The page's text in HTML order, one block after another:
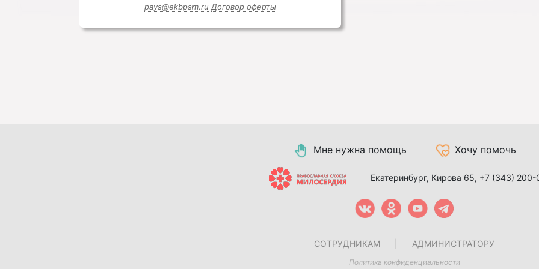
pays@ekbpsm.ru Договор оферты
Мне нужна помощь Хочу помочь
Екатеринбург, Кирова 65, +7 (343) 200-
СОТРУДНИКАМ АДМИНИСТРАТОРУ
Политика конфиденциальности